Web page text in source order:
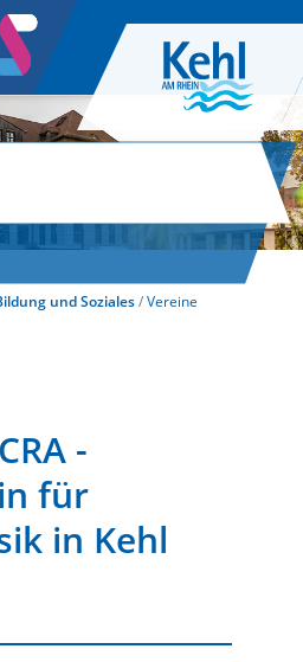
und Soziales Vereine
-
für
in Kehl